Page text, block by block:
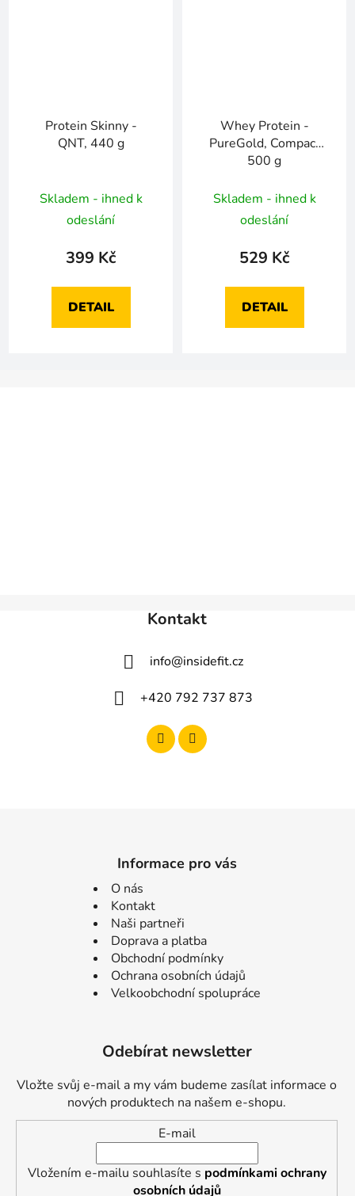
Protein Skinny -
QNT, 440 g
Skladem - ihned k
odeslání
399 Kč
DETAIL
Whey Protein -
PureGold, Compact
500 g
Skladem - ihned k
odeslání
529 Kč
DETAIL
Kontakt
info@insidefit.cz
+420 792 737 873
Informace pro vás
O nás
Kontakt
Naši partneři
Doprava a platba
Obchodní podmínky
Ochrana osobních údajů
Velkoobchodní spolupráce
Odebírat newsletter
Vložte svůj e-mail a my vám budeme zasílat informace o
nových produktech na našem e-shopu.
E-mail
Vložením e-mailu souhlasíte s podmínkami ochrany
osobních údajů